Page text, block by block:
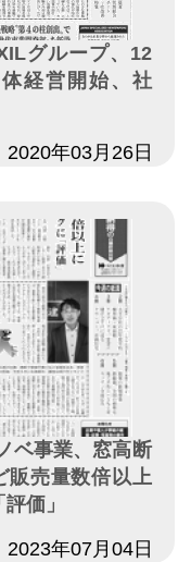
グループ、12
経営開始、社
2020年03月26日
ベ事業、窓高断
販売量数倍以上
価」
2023年07月04日